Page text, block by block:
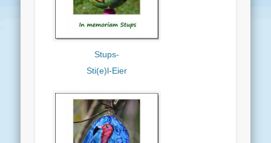
Stups-
Sti(e)l-Eier